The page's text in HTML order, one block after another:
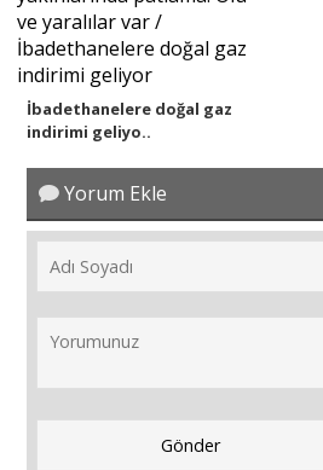
İbadethanelere doğal gaz
indirimi geliyo..
Yorum Ekle